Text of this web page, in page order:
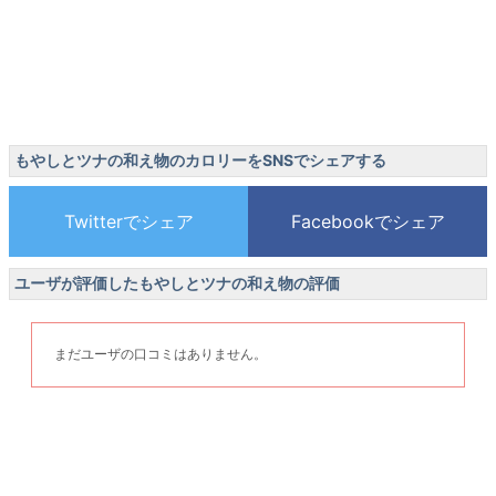
もやしとツナの和え物のカロリーをSNSでシェアする
ユーザが評価したもやしとツナの和え物の評価
まだユーザの口コミはありません。